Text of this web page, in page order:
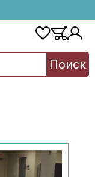
Поиск